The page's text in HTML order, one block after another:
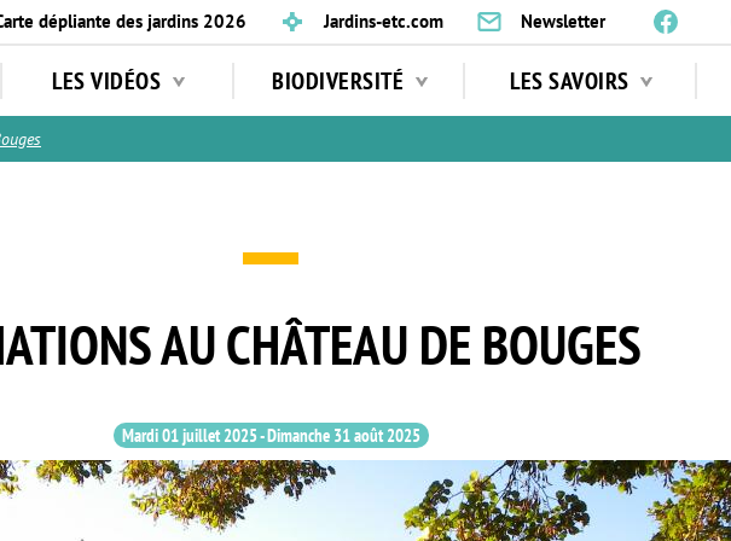
dépliante des jardins 2026 Jardins-etc.com Newsletter
LES VIDÉOS BIODIVERSITÉ LES SAVOIRS
AU CHÂTEAU DE BOUGES
Mardi 01 juillet 2025-Dimanche 31 août 2025